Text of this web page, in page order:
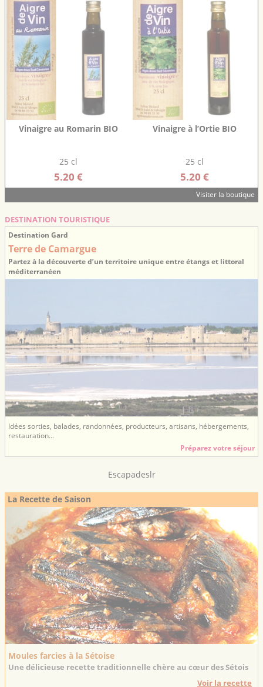
Vinaigre au Romarin BIO
25 cl
5.20 €
Vinaigre à l’Ortie BIO
25 cl
5.20 €
Visiter la boutique
DESTINATION TOURISTIQUE
Destination Gard
Terre de Camargue
Partez à la découverte d’un territoire unique entre étangs et littoral
méditerranéen
Idées sorties, balades, randonnées, producteurs, artisans, hébergements,
restauration...
Préparez votre séjour
Escapadeslr
La Recette de Saison
Moules farcies à la Sétoise
Une délicieuse recette traditionnelle chère au cœur des Sétois
Voir la recette